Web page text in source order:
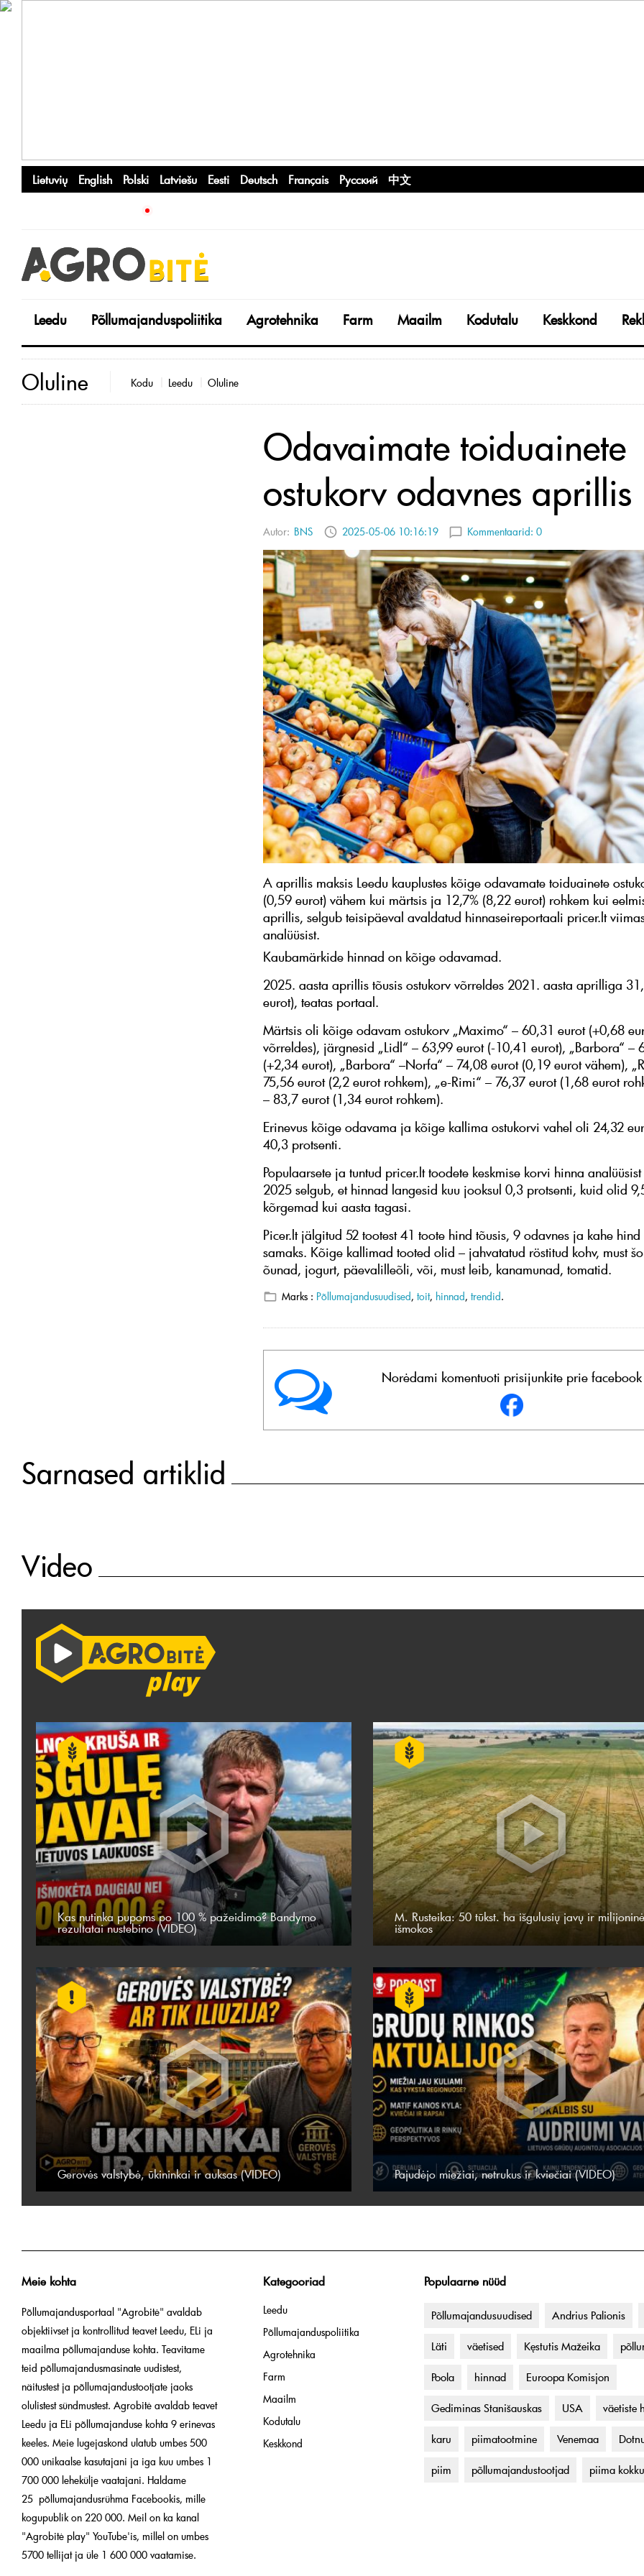
Lietuvių English Polski Latviešu Eesti Deutsch Français Русский 中文
Leedu Põllumajanduspoliitika Agrotehnika Farm Maailm Kodutalu Keskkond
Oluline Kodu Leedu Oluline
Odavaimate toiduainete
ostukorv odavnes aprillis
Autor: BNS 2025-05-06 10:16:19 Kommentaarid: 0
A aprillis maksis Leedu kauplustes kõige odavamate toiduainete
(0,59 eurot) vähem kui märtsis ja 12,7% (8,22 eurot) rohkem kui
aprillis, selgub teisipäeval avaldatud hinnaseireportaali pricer.lt
analüüsist.
Kaubamärkide hinnad on kõige odavamad.
2025. aasta aprillis tõusis ostukorv võrreldes 2021. aasta aprilliga
eurot), teatas portaal.
Märtsis oli kõige odavam ostukorv „Maximo“ – 60,31 eurot (+0,68
võrreldes), järgnesid „Lidl“ – 63,99 eurot (-10,41 eurot), „Barbora“ –
(+2,34 eurot), „Barbora“ –Norfa“ – 74,08 eurot (0,19 eurot vähem),
75,56 eurot (2,2 eurot rohkem), „e-Rimi“ – 76,37 eurot (1,68 eurot
– 83,7 eurot (1,34 eurot rohkem).
Erinevus kõige odavama ja kõige kallima ostukorvi vahel oli 24,32
40,3 protsenti.
Populaarsete ja tuntud pricer.lt toodete keskmise korvi hinna
2025 selgub, et hinnad langesid kuu jooksul 0,3 protsenti, kuid olid
kõrgemad kui aasta tagasi.
Picer.lt jälgitud 52 tootest 41 toote hind tõusis, 9 odavnes ja kahe
samaks. Kõige kallimad tooted olid – jahvatatud röstitud kohv, must
õunad, jogurt, päevalilleõli, või, must leib, kanamunad, tomatid.
Marks : Põllumajandusuudised, toit, hinnad, trendid.
Norėdami komentuoti prisijunkite prie facebook
Sarnased artiklid
Video
Kas nutinka pupoms po 100 % pažeidimo? Bandymo
rezultatai nustebino (VIDEO)
M. Rusteika: 50 tūkst. ha išgulusių javų ir
išmokos
Gerovės valstybė, ūkininkai ir auksas (VIDEO) Pajudėjo miežiai, netrukus ir kviečiai (VIDEO)
Meie kohta
Põllumajandusportaal "Agrobitė" avaldab
objektiivset ja kontrollitud teavet Leedu, ELi ja
maailma põllumajanduse kohta. Teavitame
teid põllumajandusmasinate uudistest,
näitustest ja põllumajandustootjate jaoks
olulistest sündmustest. Agrobitė avaldab teavet
Leedu ja ELi põllumajanduse kohta 9 erinevas
keeles. Meie lugejaskond ulatub umbes 500
000 unikaalse kasutajani ja iga kuu umbes 1
700 000 lehekülje vaatajani. Haldame
25 põllumajandusrühma Facebookis, mille
kogupublik on 220 000. Meil on ka kanal
"Agrobitė play" YouTube'is, millel on umbes
5700 tellijat ja üle 1 600 000 vaatamise.
Populaarne nüüd
Põllumajandusuudised Andrius Palionis
Läti väetised Kęstutis Mažeika
Poola hinnad Euroopa Komisjon
Gediminas Stanišauskas USA väetiste
karu piimatootmine Venemaa
piim põllumajandustootjad piima
Kategooriad
Leedu
Põllumajanduspoliitika
Agrotehnika
Farm
Maailm
Kodutalu
Keskkond